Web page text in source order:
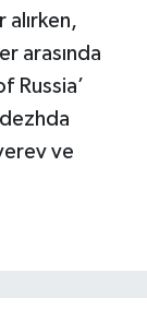
alırken,
arasında
Russia’
ve